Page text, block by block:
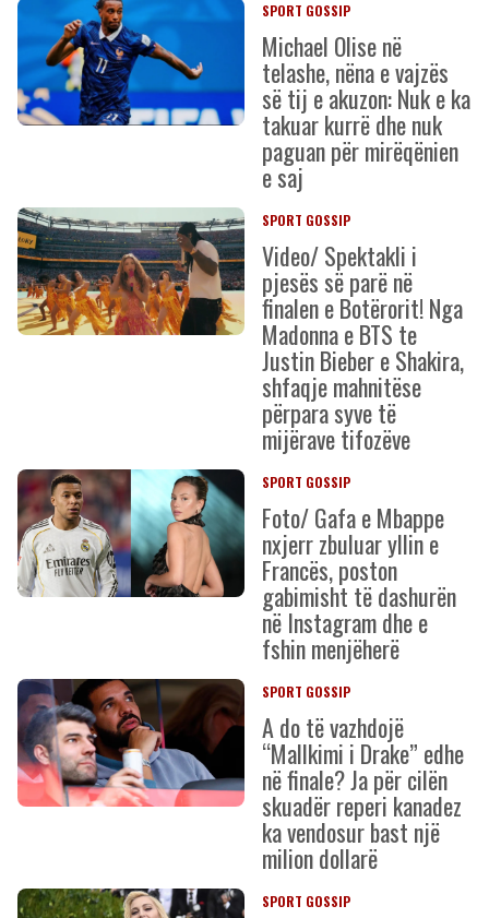
SPORT GOSSIP
Michael Olise në
telashe, nëna e vajzës
së tij e akuzon: Nuk e ka
takuar kurrë dhe nuk
paguan për mirëqënien
e saj
SPORT GOSSIP
Video/ Spektakli i
pjesës së parë në
finalen e Botërorit! Nga
Madonna e BTS te
Justin Bieber e Shakira,
shfaqje mahnitëse
përpara syve të
mijërave tifozëve
SPORT GOSSIP
Foto/ Gafa e Mbappe
nxjerr zbuluar yllin e
Francës, poston
gabimisht të dashurën
në Instagram dhe e
fshin menjëherë
SPORT GOSSIP
A do të vazhdojë
“Mallkimi i Drake” edhe
në finale? Ja për cilën
skuadër reperi kanadez
ka vendosur bast një
milion dollarë
SPORT GOSSIP